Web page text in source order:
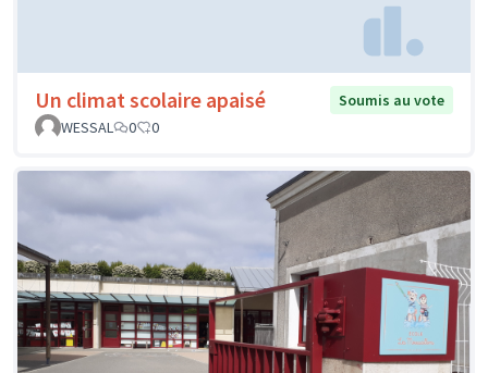
Un climat scolaire apaisé
Soumis au vote
WESSAL
0 0